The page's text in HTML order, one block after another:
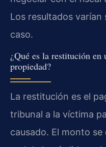
Los resultados varían
caso.
¿Qué es la restitución en
propiedad?
La restitución es el
tribunal a la víctima
causado. El monto